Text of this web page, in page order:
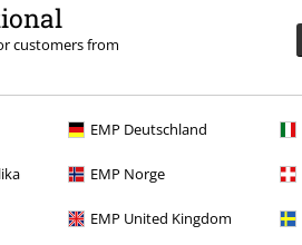
customers from
EMP Deutschland
EMP Norge
EMP United Kingdom
The Muppets ¡Funko Pop!